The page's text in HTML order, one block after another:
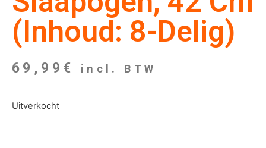
(Inhoud: 8-Delig)
69,99 € incl. BTW
Uitverkocht